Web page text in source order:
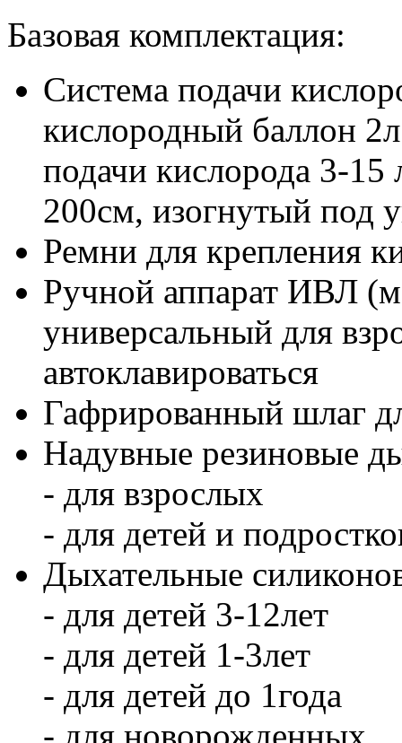
Базовая комплектация:
Система подачи
кислородный баллон
подачи кислорода 3-
200см, изогнутый под
Ремни для крепления
Ручной аппарат ИВЛ
универсальный для
автоклавироваться
Гафрированный шлаг
Надувные резиновые
- для взрослых
- для детей и
Дыхательные
- для детей 3-12лет
- для детей 1-3лет
- для детей до 1года
- для новорожденных